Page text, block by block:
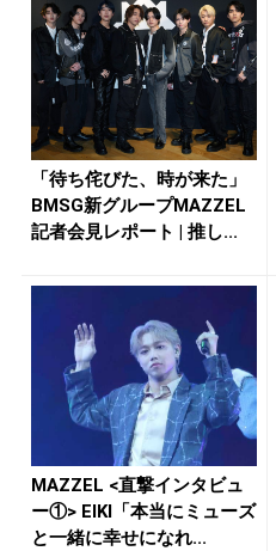
「待ち侘びた、時が来た」
BMSG新グループMAZZEL
記者会見レポート | 推し...
MAZZEL <直撃インタビュ
ー①> EIKI「本当にミューズ
と一緒に幸せになれ...